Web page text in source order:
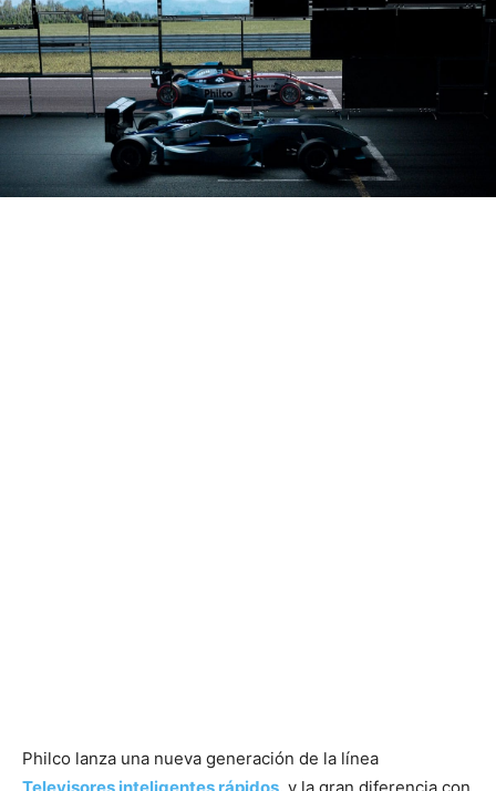
Philco lanza una nueva generación de la línea
Televisores inteligentes rápidos, y la gran diferencia con